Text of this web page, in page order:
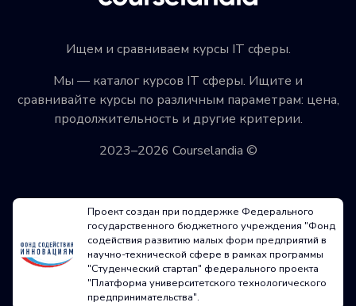
Ищем и сравниваем курсы IT сферы.
Мы — каталог курсов IT сферы. Ищите и
сравнивайте курсы по различным параметрам: цена,
продолжительность и другие критерии.
2023–2026 Courselandia ©
Проект создан при поддержке Федерального
государственного бюджетного учреждения "Фонд
содействия развитию малых форм предприятий в
научно-технической сфере в рамках программы
"Студенческий стартап" федерального проекта
"Платформа университетского технологического
предпринимательства".